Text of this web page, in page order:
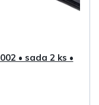
• sada 2 ks •